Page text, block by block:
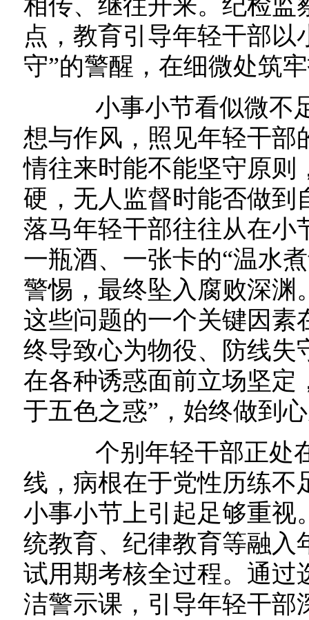
相传、继往开来。纪检监
点，教育引导年轻干部以
守”的警醒，在细微处筑
小事小节看似微不足
想与作风，照见年轻干
情往来时能不能坚守原则
硬，无人监督时能否做到
落马年轻干部往往从在小
一瓶酒、一张卡的“温水
警惕，最终坠入腐败深渊
这些问题的一个关键因素
终导致心为物役、防线失
在各种诱惑面前立场坚定
于五色之惑”，始终做到
个别年轻干部正处在
线，病根在于党性历练不
小事小节上引起足够重视
统教育、纪律教育等融入
试用期考核全过程。通过
洁警示课，引导年轻干部